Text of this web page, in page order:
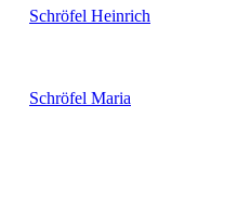
Schröfel Heinrich
Schröfel Maria